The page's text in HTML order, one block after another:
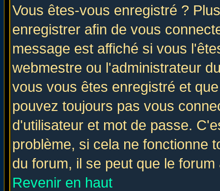
Vous êtes-vous enregistré ?
enregistrer afin de vous
message est affiché si vous
webmestre ou l'administrateur
vous vous êtes enregistré et
pouvez toujours pas vous
d'utilisateur et mot de passe.
problème, si cela ne fonctionne
du forum, il se peut que le
Revenir en haut